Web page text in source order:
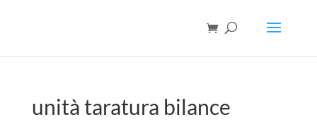
unità taratura bilance